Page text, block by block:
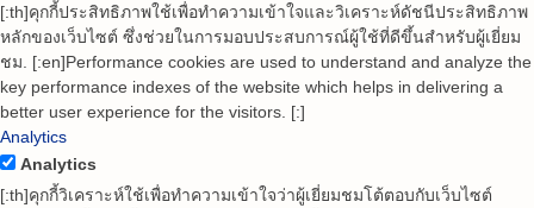
[:th]คุกกี้ประสิทธิภาพใช้เพื่อทำความเข้าใจและวิเคราะห์ดัชนีประสิทธิภาพ
หลักของเว็บไซต์ ซึ่งช่วยในการมอบประสบการณ์ผู้ใช้ที่ดีขึ้นสำหรับผู้เยี่ยม
ชม. [:en]Performance cookies are used to understand and analyze the
key performance indexes of the website which helps in delivering a
better user experience for the visitors. [:]
Analytics
Analytics
[:th]คุกกี้วิเคราะห์ใช้เพื่อทำความเข้าใจว่าผู้เยี่ยมชมโต้ตอบกับเว็บไซต์